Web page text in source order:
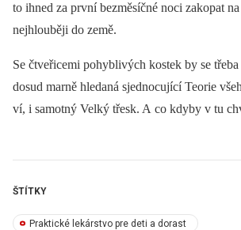
to ihned za první bezměsíčné noci zakopat
nejhlouběji do země.
Se čtveřicemi pohyblivých kostek by se
dosud marně hledaná sjednocující Teorie
ví, i samotný Velký třesk. A co kdyby v tu
ŠTÍTKY
Praktické lekárstvo pre deti a dorast